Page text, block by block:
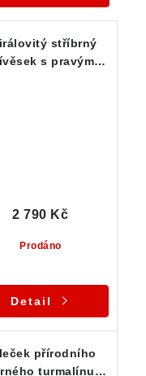
stříbrný
s pravým
Prodáno
2 790 Kč
Detail
přírodního
turmalínu